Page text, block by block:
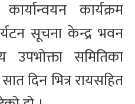
कार्यक्रम
सूचना केन्द्र भवन
उपभोक्ता समितिका
दिन भित्र रायसहित